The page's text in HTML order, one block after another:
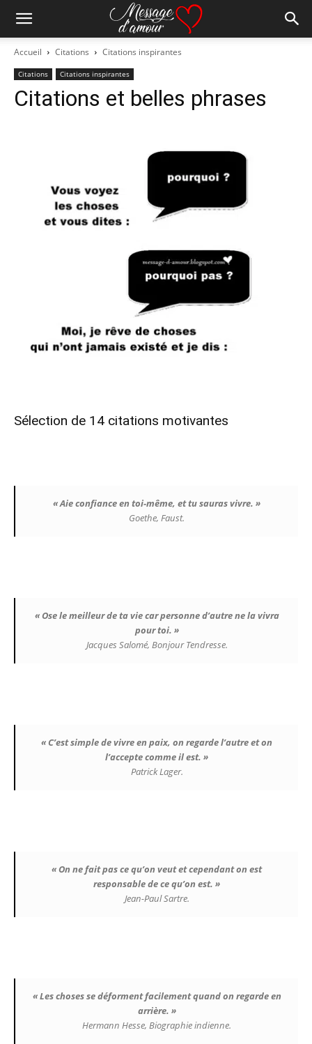
Accueil Citations Citations inspirantes
Citations Citations inspirantes
Citations et belles phrases
Sélection de 14 citations motivantes
« Aie confiance en toi-même, et tu sauras vivre. »
Goethe, Faust.
« Ose le meilleur de ta vie car personne d’autre ne la vivra
pour toi. »
Jacques Salomé, Bonjour Tendresse.
« C’est simple de vivre en paix, on regarde l’autre et on
l’accepte comme il est. »
Patrick Lager.
« On ne fait pas ce qu’on veut et cependant on est
responsable de ce qu’on est. »
Jean-Paul Sartre.
« Les choses se déforment facilement quand on regarde en
arrière. »
Hermann Hesse, Biographie indienne.